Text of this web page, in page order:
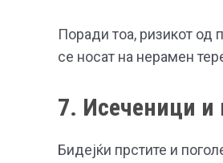
Поради тоа, ризикот од
се носат на нерамен
7. Исеченици и
Бидејќи прстите и